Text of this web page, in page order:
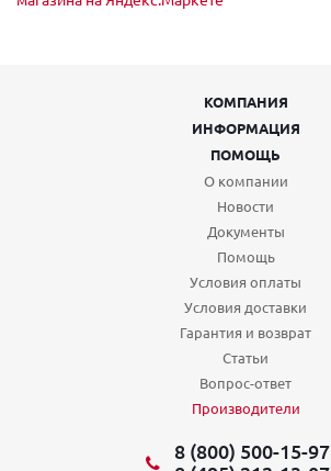
КОМПАНИЯ
ИНФОРМАЦИЯ
ПОМОЩЬ
О компании
Новости
Документы
Помощь
Условия оплаты
Условия доставки
Гарантия и возврат
Статьи
Вопрос-ответ
Производители
8 (800) 500-15-97